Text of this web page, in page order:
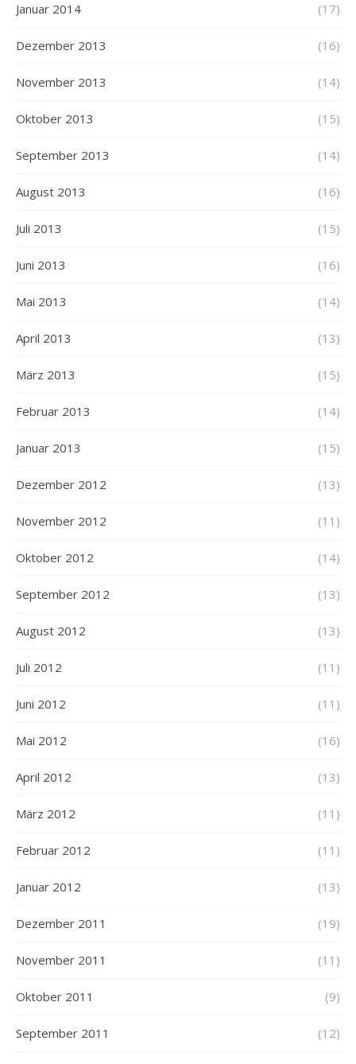
Januar 2014 (17)
Dezember 2013 (16)
November 2013 (14)
Oktober 2013 (15)
September 2013 (14)
August 2013 (16)
Juli 2013 (15)
Juni 2013 (16)
Mai 2013 (14)
April 2013 (13)
März 2013 (15)
Februar 2013 (14)
Januar 2013 (15)
Dezember 2012 (13)
November 2012 (11)
Oktober 2012 (14)
September 2012 (13)
August 2012 (13)
Juli 2012 (11)
Juni 2012 (11)
Mai 2012 (16)
April 2012 (13)
März 2012 (11)
Februar 2012 (11)
Januar 2012 (13)
Dezember 2011 (19)
November 2011 (11)
Oktober 2011 (9)
September 2011 (12)